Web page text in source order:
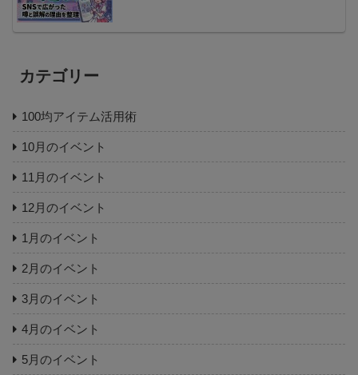
カテゴリー
100均アイテム活用術
10月のイベント
11月のイベント
12月のイベント
1月のイベント
2月のイベント
3月のイベント
4月のイベント
5月のイベント